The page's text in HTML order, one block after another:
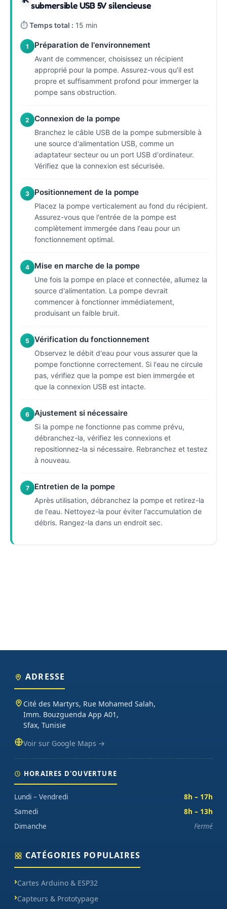
submersible USB 5V silencieuse
⏱Temps total : 15 min
1 Préparation de l'environnement
Avant de commencer, choisissez un récipient
approprié pour la pompe. Assurez-vous qu'il est
propre et suffisamment profond pour immerger la
pompe sans obstruction.
2 Connexion de la pompe
Branchez le câble USB de la pompe submersible à
une source d'alimentation USB, comme un
adaptateur secteur ou un port USB d'ordinateur.
Vérifiez que la connexion est sécurisée.
3 Positionnement de la pompe
Placez la pompe verticalement au fond du récipient.
Assurez-vous que l'entrée de la pompe est
complètement immergée dans l'eau pour un
fonctionnement optimal.
4 Mise en marche de la pompe
Une fois la pompe en place et connectée, allumez la
source d'alimentation. La pompe devrait
commencer à fonctionner immédiatement,
produisant un faible bruit.
5 Vérification du fonctionnement
Observez le débit d'eau pour vous assurer que la
pompe fonctionne correctement. Si l'eau ne circule
pas, vérifiez que la pompe est bien immergée et
que la connexion USB est intacte.
6 Ajustement si nécessaire
Si la pompe ne fonctionne pas comme prévu,
débranchez-la, vérifiez les connexions et
repositionnez-la si nécessaire. Rebranchez et testez
à nouveau.
7 Entretien de la pompe
Après utilisation, débranchez la pompe et retirez-la
de l'eau. Nettoyez-la pour éviter l'accumulation de
débris. Rangez-la dans un endroit sec.
ADRESSE
Cité des Martyrs, Rue Mohamed Salah,
Imm. Bouzguenda App A01,
Sfax, Tunisie
Voir sur Google Maps →
HORAIRES D'OUVERTURE
Lundi – Vendredi
8h – 17h
Samedi
8h – 13h
Dimanche
Fermé
CATÉGORIES POPULAIRES
Cartes Arduino & ESP32
Capteurs & Prototypage